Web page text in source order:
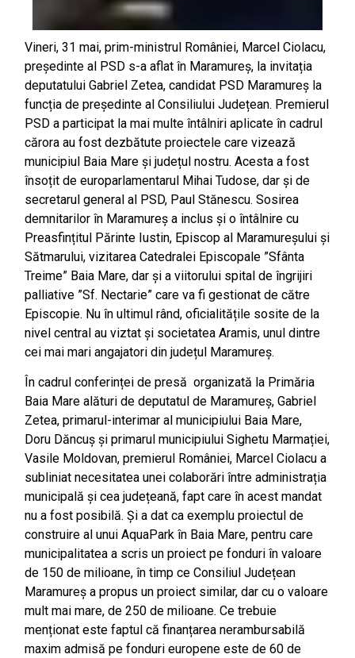
Vineri, 31 mai, prim-ministrul României, Marcel Ciolacu,
președinte al PSD s-a aflat în Maramureș, la invitația
deputatului Gabriel Zetea, candidat PSD Maramureș la
funcția de președinte al Consiliului Județean. Premierul
PSD a participat la mai multe întâlniri aplicate în cadrul
cărora au fost dezbătute proiectele care vizează
municipiul Baia Mare și județul nostru. Acesta a fost
însoțit de europarlamentarul Mihai Tudose, dar și de
secretarul general al PSD, Paul Stănescu. Sosirea
demnitarilor în Maramureș a inclus și o întâlnire cu
Preasfințitul Părinte Iustin, Episcop al Maramureșului și
Sătmarului, vizitarea Catedralei Episcopale ”Sfânta
Treime” Baia Mare, dar și a viitorului spital de îngrijiri
palliative ”Sf. Nectarie” care va fi gestionat de către
Episcopie. Nu în ultimul rând, oficialitățile sosite de la
nivel central au viztat și societatea Aramis, unul dintre
cei mai mari angajatori din județul Maramureș.
În cadrul conferinței de presă organizată la Primăria
Baia Mare alături de deputatul de Maramureș, Gabriel
Zetea, primarul-interimar al municipiului Baia Mare,
Doru Dăncuș și primarul municipiului Sighetu Marmației,
Vasile Moldovan, premierul României, Marcel Ciolacu a
subliniat necesitatea unei colaborări între administrația
municipală și cea județeană, fapt care în acest mandat
nu a fost posibilă. Și a dat ca exemplu proiectul de
construire al unui AquaPark în Baia Mare, pentru care
municipalitatea a scris un proiect pe fonduri în valoare
de 150 de milioane, în timp ce Consiliul Județean
Maramureș a propus un proiect similar, dar cu o valoare
mult mai mare, de 250 de milioane. Ce trebuie
menționat este faptul că finanțarea nerambursabilă
maxim admisă pe fonduri europene este de 60 de